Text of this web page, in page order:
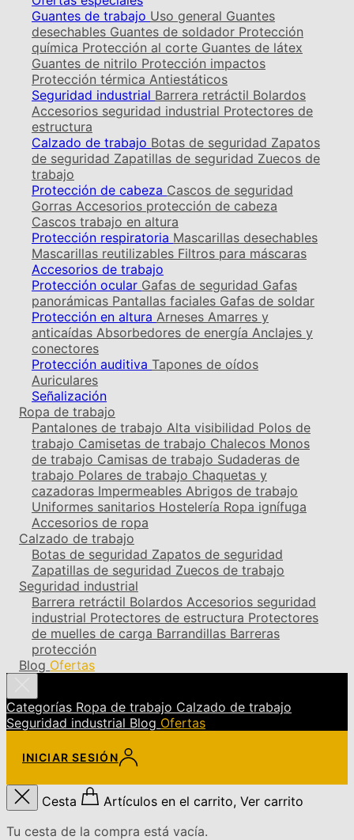
Guantes de trabajo Uso general Guantes
desechables Guantes de soldador Protección
química Protección al corte Guantes de látex
Guantes de nitrilo Protección impactos
Protección térmica Antiestáticos
Seguridad industrial Barrera retráctil Bolardos
Accesorios seguridad industrial Protectores de
estructura
Calzado de trabajo Botas de seguridad Zapatos
de seguridad Zapatillas de seguridad Zuecos de
trabajo
Protección de cabeza Cascos de seguridad
Gorras Accesorios protección de cabeza
Cascos trabajo en altura
Protección respiratoria Mascarillas desechables
Mascarillas reutilizables Filtros para máscaras
Accesorios de trabajo
Protección ocular Gafas de seguridad Gafas
panorámicas Pantallas faciales Gafas de soldar
Protección en altura Arneses Amarres y
anticaídas Absorbedores de energía Anclajes y
conectores
Protección auditiva Tapones de oídos
Auriculares
Señalización
Ropa de trabajo
Pantalones de trabajo Alta visibilidad Polos de
trabajo Camisetas de trabajo Chalecos Monos
de trabajo Camisas de trabajo Sudaderas de
trabajo Polares de trabajo Chaquetas y
cazadoras Impermeables Abrigos de trabajo
Uniformes sanitarios Hostelería Ropa ignífuga
Accesorios de ropa
Calzado de trabajo
Botas de seguridad Zapatos de seguridad
Zapatillas de seguridad Zuecos de trabajo
Seguridad industrial
Barrera retráctil Bolardos Accesorios seguridad
industrial Protectores de estructura Protectores
de muelles de carga Barrandillas Barreras
protección
Blog Ofertas
Categorías Ropa de trabajo Calzado de trabajo
Seguridad industrial Blog Ofertas
INICIAR SESIÓN
Cesta
Artículos en el carrito, Ver carrito
Tu cesta de la compra está vacía.